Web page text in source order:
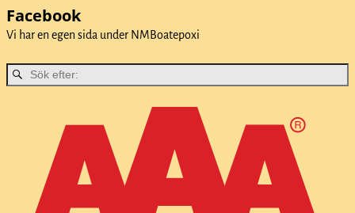
Facebook
Vi har en egen sida under NMBoatepoxi